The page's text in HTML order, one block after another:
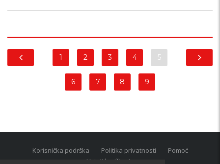
1 2 3 4 5
6 7 8 9
Korisnička podrška Politika privatnosti
Pomoć
Uvjeti korištenja